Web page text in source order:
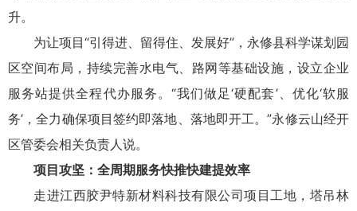
升。
为让项目“引得进、留得住、发展好”，永修县科学谋划园
区空间布局，持续完善水电气、路网等基础设施，设立企业
服务站提供全程代办服务。“我们做足‘硬配套’、优化‘软服
务’，全力确保项目签约即落地、落地即开工。”永修云山经开
区管委会相关负责人说。
项目攻坚：全周期服务快推快建提效率
走进江西胶尹特新材料科技有限公司项目工地，塔吊林